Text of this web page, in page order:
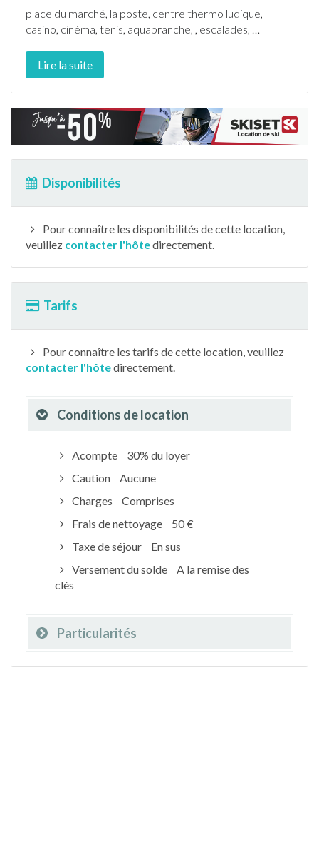
place du marché, la poste, centre thermo ludique,
casino, cinéma, tenis, aquabranche, , escalades, …
Lire la suite
Disponibilités
Pour connaître les disponibilités de cette location,
veuillez contacter l'hôtedirectement.
Tarifs
Pour connaître les tarifs de cette location, veuillez
contacter l'hôtedirectement.
Conditions de location
Acompte
30% du loyer
Caution
Aucune
Charges
Comprises
Frais de nettoyage
50 €
Taxe de séjour
En sus
Versement du solde
A la remise des
clés
Particularités